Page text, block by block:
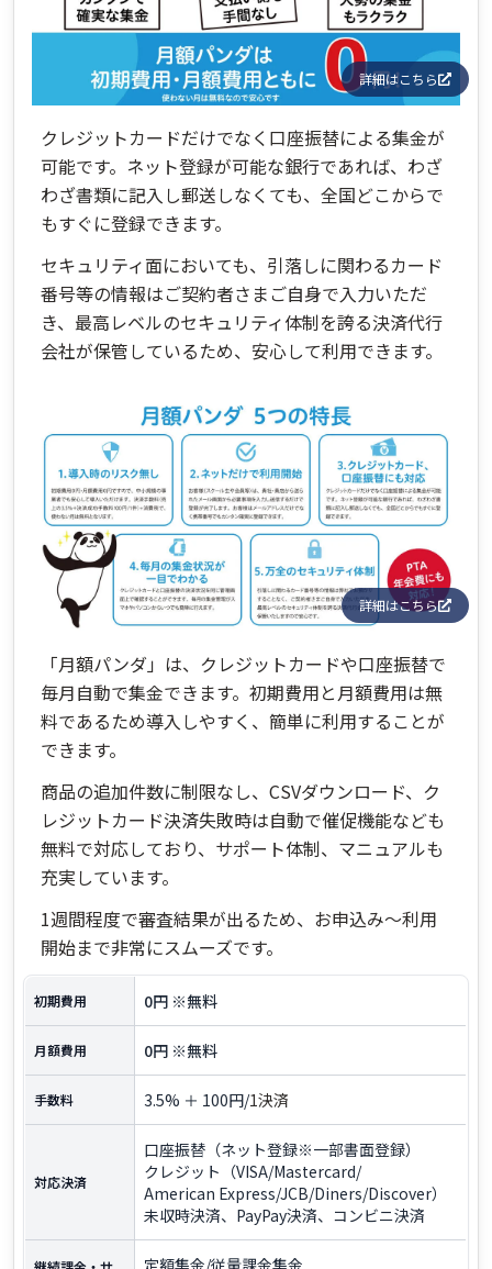
詳細はこちら
クレジットカードだけでなく口座振替による集金が
可能です。ネット登録が可能な銀行であれば、わざ
わざ書類に記入し郵送しなくても、全国どこからで
もすぐに登録できます。
セキュリティ面においても、引落しに関わるカード
番号等の情報はご契約者さまご自身で入力いただ
き、最高レベルのセキュリティ体制を誇る決済代行
会社が保管しているため、安心して利用できます。
詳細はこちら
「月額パンダ」は、クレジットカードや口座振替で
毎月自動で集金できます。初期費用と月額費用は無
料であるため導入しやすく、簡単に利用することが
できます。
商品の追加件数に制限なし、CSVダウンロード、ク
レジットカード決済失敗時は自動で催促機能なども
無料で対応しており、サポート体制、マニュアルも
充実しています。
1週間程度で審査結果が出るため、お申込み～利用
開始まで非常にスムーズです。
初期費用 0円 ※無料
月額費用 0円 ※無料
手数料 3.5% ＋ 100円/1決済
対応決済
口座振替（ネット登録※一部書面登録）
クレジット（VISA/Mastercard/
American Express/JCB/Diners/Discover）
未収時決済、PayPay決済、コンビニ決済